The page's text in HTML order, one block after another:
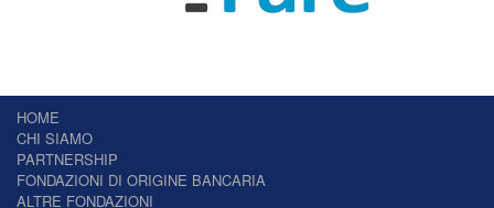
HOME
CHI SIAMO
PARTNERSHIP
FONDAZIONI DI ORIGINE BANCARIA
ALTRE FONDAZIONI